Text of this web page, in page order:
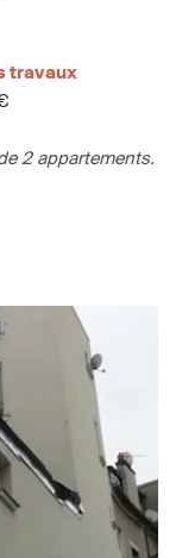
travaux
2 appartements.